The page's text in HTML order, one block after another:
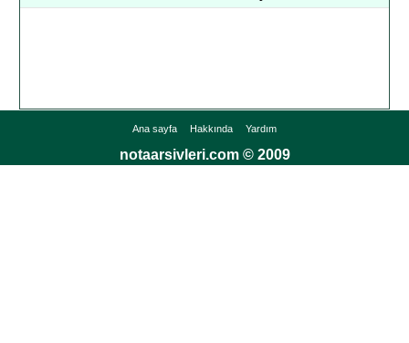
Ana sayfa Hakkında Yardım
notaarsivleri.com © 2009